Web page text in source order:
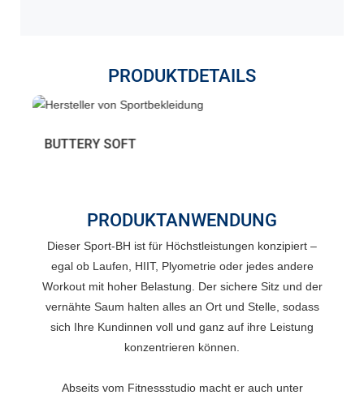
PRODUKTDETAILS
BUTTERY SOFT
PRODUKTANWENDUNG
Dieser Sport-BH ist für Höchstleistungen konzipiert –
egal ob Laufen, HIIT, Plyometrie oder jedes andere
Workout mit hoher Belastung. Der sichere Sitz und der
vernähte Saum halten alles an Ort und Stelle, sodass
sich Ihre Kundinnen voll und ganz auf ihre Leistung
konzentrieren können.
Abseits vom Fitnessstudio macht er auch unter